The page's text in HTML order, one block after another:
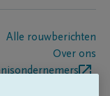
Alle rouwberichten
Over ons